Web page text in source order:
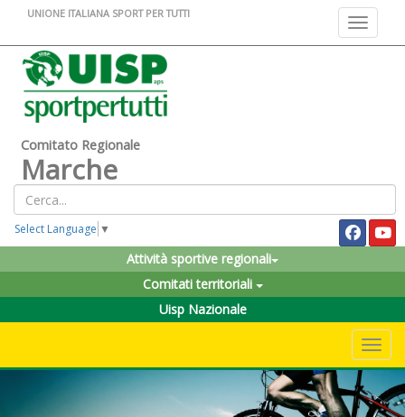
Toggle
UNIONE ITALIANA SPORT PER TUTTI
Comitato Regionale
Marche
Select Language ▼
Attività sportive regionali
Comitati territoriali
Uisp Nazionale